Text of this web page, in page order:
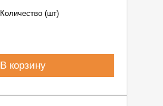
Количество (шт)
В корзину